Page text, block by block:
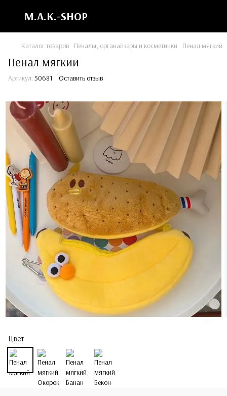
M.A.K.-SHOP
Каталог товаров Пеналы, органайзеры и косметички Пенал мягкий
Пенал мягкий
Артикул: 50681 Оставить отзыв
Цвет